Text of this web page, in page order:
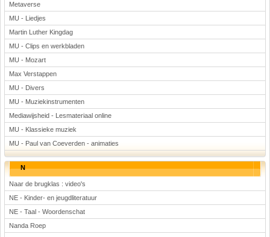
Metaverse
MU - Liedjes
Martin Luther Kingdag
MU - Clips en werkbladen
MU - Mozart
Max Verstappen
MU - Divers
MU - Muziekinstrumenten
Mediawijsheid - Lesmateriaal online
MU - Klassieke muziek
MU - Paul van Coeverden - animaties
N
Naar de brugklas : video's
NE - Kinder- en jeugdliteratuur
NE - Taal - Woordenschat
Nanda Roep